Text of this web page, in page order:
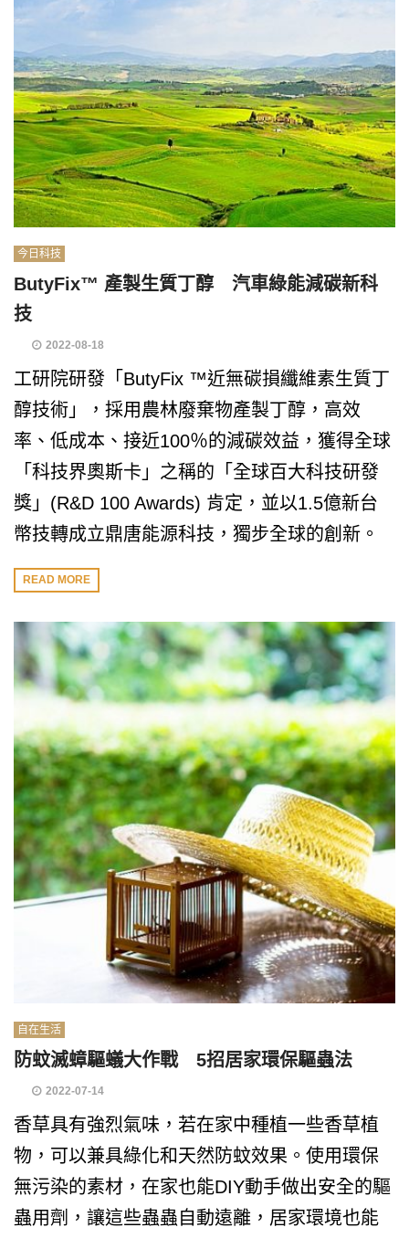
今日科技
ButyFix™ 產製生質丁醇 汽車綠能減碳新科
技
2022-08-18
工研院研發「ButyFix ™近無碳損纖維素生質丁
醇技術」，採用農林廢棄物產製丁醇，高效
率、低成本、接近100％的減碳效益，獲得全球
「科技界奧斯卡」之稱的「全球百大科技研發
獎」(R&D 100 Awards) 肯定，並以1.5億新台
幣技轉成立鼎唐能源科技，獨步全球的創新。
READ MORE
自在生活
防蚊滅蟑驅蟻大作戰 5招居家環保驅蟲法
2022-07-14
香草具有強烈氣味，若在家中種植一些香草植
物，可以兼具綠化和天然防蚊效果。使用環保
無污染的素材，在家也能DIY動手做出安全的驅
蟲用劑，讓這些蟲蟲自動遠離，居家環境也能